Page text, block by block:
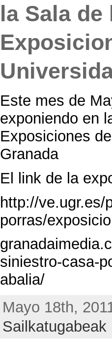
la Sala de
Este mes de
exponiendo en
Exposiciones
Granada
El link de la
http://ve.ugr.es/
porras/
siniestro-casa-
abalia/
Mayo 18th,
Sailkatugabeak